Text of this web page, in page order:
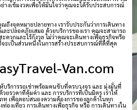
างเข้มงวดเพื่อให้มั่นใจว่าคุณจะได้รับประสบการณ์
ถึงจุดหมายปลายทาง เรารับประกันว่าการเดินทาง
ะปลอดภัยเสมอ ด้วยบริการของเรา คุณจะสามารถ
ดวกและไร้กังวล ไม่ว่าคุณจะเดินทางเพื่อธุรกิจหรือ
ะเป็นส่วนหนึ่งในการสร้างประสบการณ์ที่ดีที่สุด
Van.com
บริการรถเช่าพร้อมคนขับที่ครบวงจร และ มุ่งมั่นที่
ยราคาที่คุ้มค่า และ การบริการที่เป็นมิตร เราให้
ท เพื่อตอบสนองความต้องการของลูกค้าในทุก
ท่องเที่ยว การเดินทางเพื่อธุรกิจ หรือ การเดินทางใน